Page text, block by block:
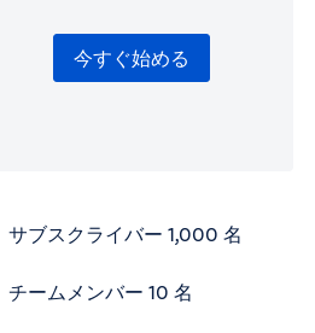
今すぐ始める
サブスクライバー 1,000 名
チームメンバー 10 名